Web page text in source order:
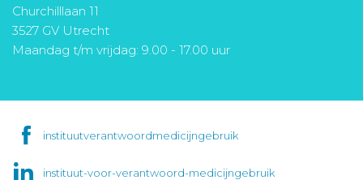
Churchilllaan 11
3527 GV Utrecht
Maandag t/m vrijdag: 9.00 - 17.00 uur
instituutverantwoordmedicijngebruik
instituut-voor-verantwoord-medicijngebruik